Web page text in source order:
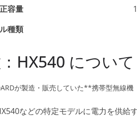
容量
種類
HX540 について
が製造・販売していた**携帯型無線
などの特定モデルに電力を供給